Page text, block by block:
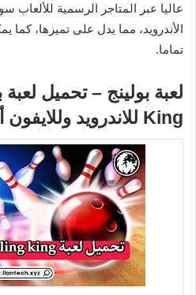
عاليا عبر المتاجر الرسمية للألعاب
الأندرويد، مما يدل على تميزها، كما
تماما.
King للاندرويد وللايفون أحدث إصدار 2024